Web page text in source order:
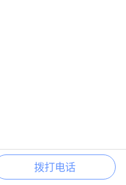
拨打电话